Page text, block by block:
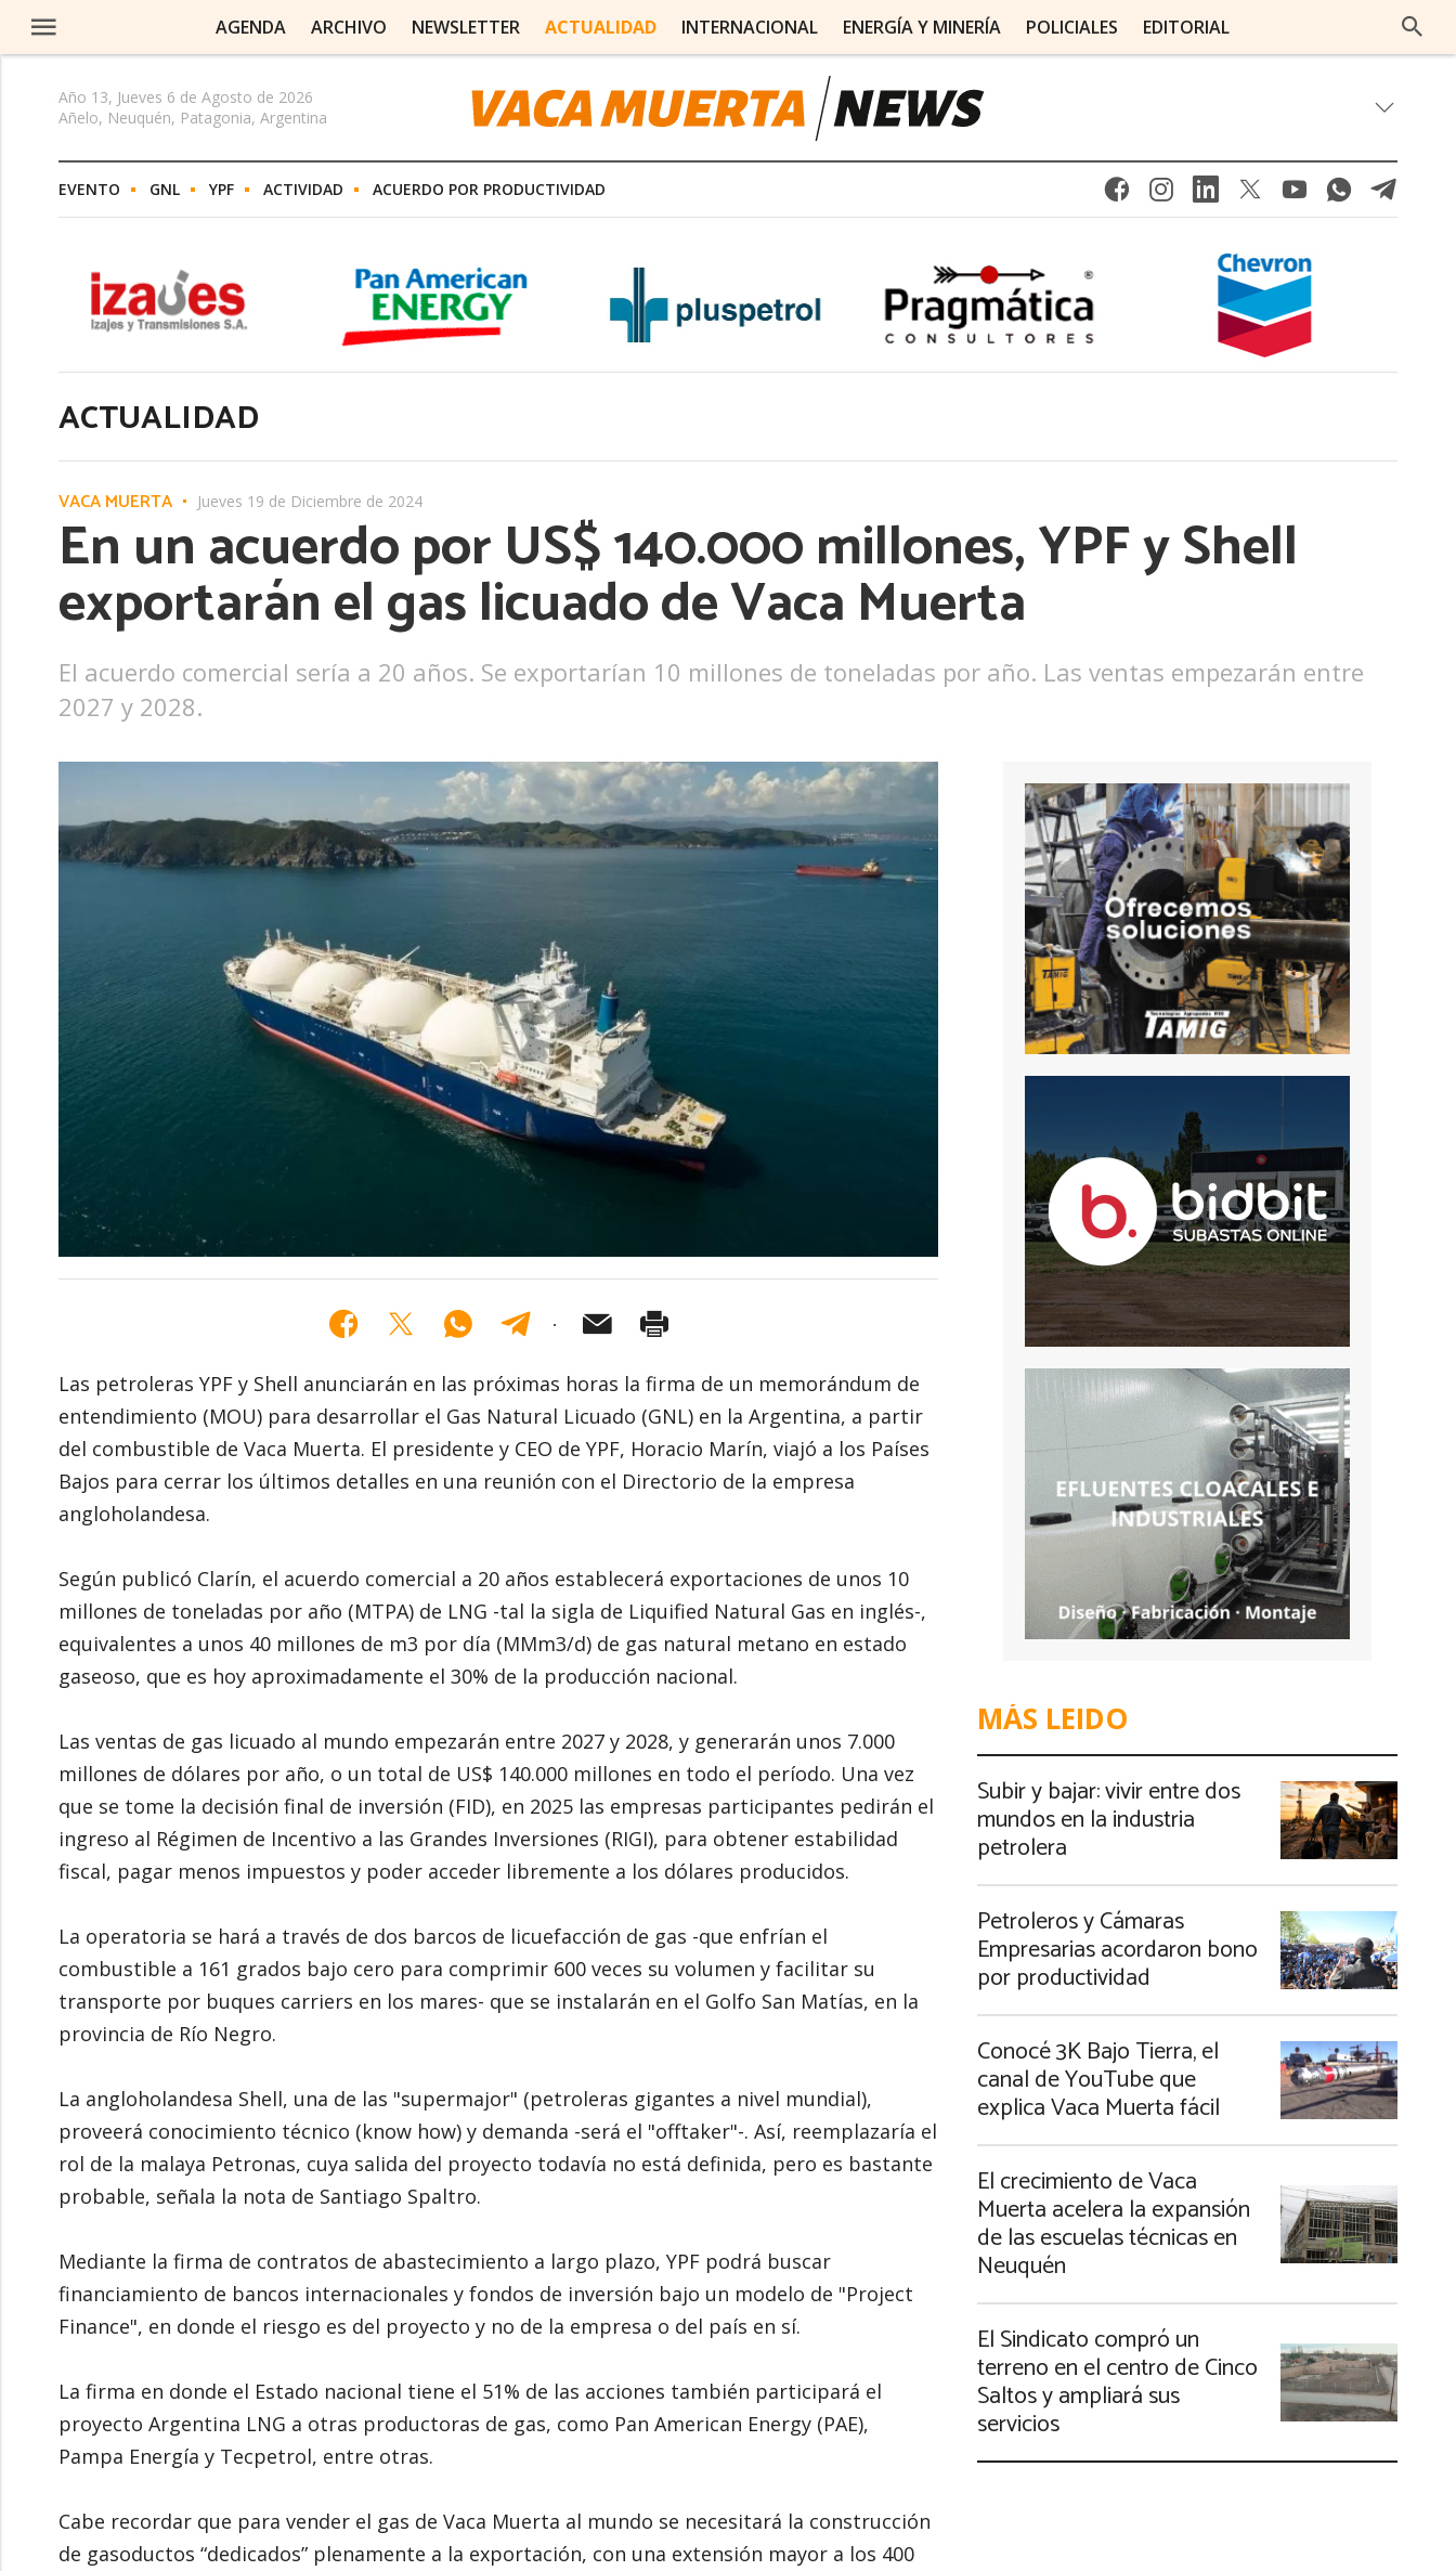
AGENDA ARCHIVO NEWSLETTER ACTUALIDAD INTERNACIONAL ENERGÍA Y MINERÍA POLICIALES EDITORIAL
Año 13, Jueves 6 de Agosto de 2026
Añelo, Neuquén, Patagonia, Argentina
EVENTO GNL YPF ACTIVIDAD ACUERDO POR PRODUCTIVIDAD
ACTUALIDAD
VACA MUERTA Jueves 19 de Diciembre de 2024
En un acuerdo por US$ 140.000 millones, YPF y Shell
exportarán el gas licuado de Vaca Muerta
El acuerdo comercial sería a 20 años. Se exportarían 10 millones de toneladas por año. Las ventas empezarán entre
2027 y 2028.
Las petroleras YPF y Shell anunciarán en las próximas horas la firma de un memorándum de
entendimiento (MOU) para desarrollar el Gas Natural Licuado (GNL) en la Argentina, a partir
del combustible de Vaca Muerta. El presidente y CEO de YPF, Horacio Marín, viajó a los Países
Bajos para cerrar los últimos detalles en una reunión con el Directorio de la empresa
angloholandesa.
Según publicó Clarín, el acuerdo comercial a 20 años establecerá exportaciones de unos 10
millones de toneladas por año (MTPA) de LNG -tal la sigla de Liquified Natural Gas en inglés-,
equivalentes a unos 40 millones de m3 por día (MMm3/d) de gas natural metano en estado
gaseoso, que es hoy aproximadamente el 30% de la producción nacional.
Las ventas de gas licuado al mundo empezarán entre 2027 y 2028, y generarán unos 7.000
millones de dólares por año, o un total de US$ 140.000 millones en todo el período. Una vez
que se tome la decisión final de inversión (FID), en 2025 las empresas participantes pedirán el
ingreso al Régimen de Incentivo a las Grandes Inversiones (RIGI), para obtener estabilidad
fiscal, pagar menos impuestos y poder acceder libremente a los dólares producidos.
La operatoria se hará a través de dos barcos de licuefacción de gas -que enfrían el
combustible a 161 grados bajo cero para comprimir 600 veces su volumen y facilitar su
transporte por buques carriers en los mares- que se instalarán en el Golfo San Matías, en la
provincia de Río Negro.
La angloholandesa Shell, una de las "supermajor" (petroleras gigantes a nivel mundial),
proveerá conocimiento técnico (know how) y demanda -será el "offtaker"-. Así, reemplazaría el
rol de la malaya Petronas, cuya salida del proyecto todavía no está definida, pero es bastante
probable, señala la nota de Santiago Spaltro.
Mediante la firma de contratos de abastecimiento a largo plazo, YPF podrá buscar
financiamiento de bancos internacionales y fondos de inversión bajo un modelo de "Project
Finance", en donde el riesgo es del proyecto y no de la empresa o del país en sí.
La firma en donde el Estado nacional tiene el 51% de las acciones también participará el
proyecto Argentina LNG a otras productoras de gas, como Pan American Energy (PAE),
Pampa Energía y Tecpetrol, entre otras.
Cabe recordar que para vender el gas de Vaca Muerta al mundo se necesitará la construcción
de gasoductos “dedicados” plenamente a la exportación, con una extensión mayor a los 400
MÁS LEIDO
Subir y bajar: vivir entre dos
mundos en la industria
petrolera
Petroleros y Cámaras
Empresarias acordaron bono
por productividad
Conocé 3K Bajo Tierra, el
canal de YouTube que
explica Vaca Muerta fácil
El crecimiento de Vaca
Muerta acelera la expansión
de las escuelas técnicas en
Neuquén
El Sindicato compró un
terreno en el centro de Cinco
Saltos y ampliará sus
servicios